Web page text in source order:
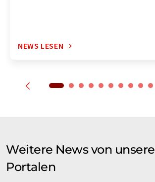
NEWS LESEN
Weitere News von
Portalen